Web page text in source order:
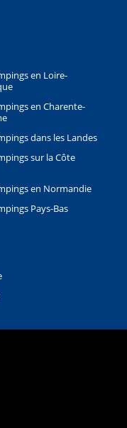
Points © 2012 LINZ
en Loire-
en Charente-
dans les Landes
sur la Côte
en Normandie
Pays-Bas